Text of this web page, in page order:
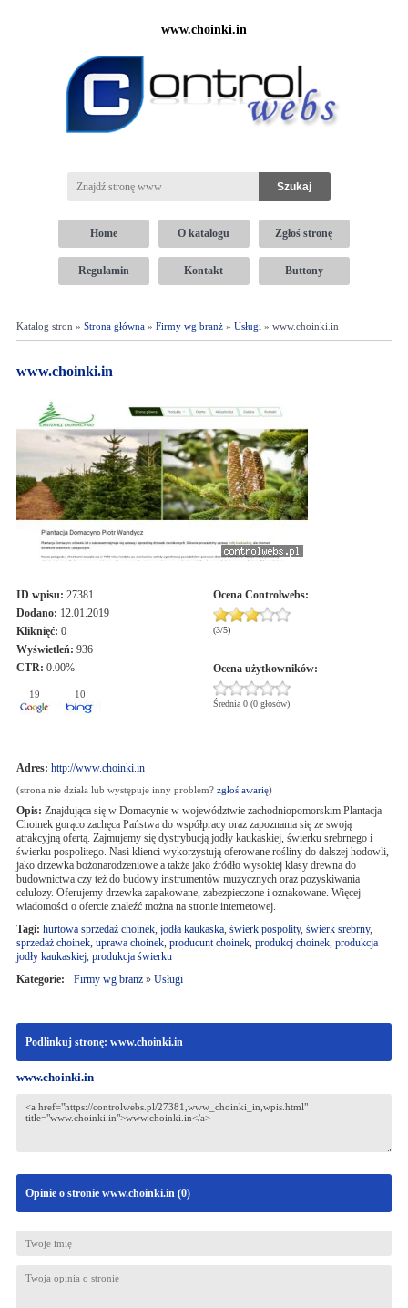
www.choinki.in
Home O katalogu Zgłoś stronę
Regulamin Kontakt Buttony
Katalog stron » Strona główna» Firmy wg branż» Usługi » www.choinki.in
www.choinki.in
ID wpisu: 27381
Dodano: 12.01.2019
Kliknięć: 0
Wyświetleń: 936
CTR: 0.00%
19 10
Ocena Controlwebs:
(3/5)
Ocena użytkowników:
Średnia 0 (0 głosów)
Adres: http://www.choinki.in
(strona nie działa lub występuje inny problem? zgłoś awarię)
Opis: Znajdująca się w Domacynie w województwie zachodniopomorskim Plantacja
Choinek gorąco zachęca Państwa do współpracy oraz zapoznania się ze swoją
atrakcyjną ofertą. Zajmujemy się dystrybucją jodły kaukaskiej, świerku srebrnego i
świerku pospolitego. Nasi klienci wykorzystują oferowane rośliny do dalszej hodowli,
jako drzewka bożonarodzeniowe a także jako źródło wysokiej klasy drewna do
budownictwa czy też do budowy instrumentów muzycznych oraz pozyskiwania
celulozy. Oferujemy drzewka zapakowane, zabezpieczone i oznakowane. Więcej
wiadomości o ofercie znaleźć można na stronie internetowej.
Tagi: hurtowa sprzedaż choinek, jodła kaukaska, świerk pospolity, świerk srebrny,
sprzedaż choinek, uprawa choinek, producunt choinek, produkcj choinek, produkcja
jodły kaukaskiej, produkcja świerku
Kategorie:
Firmy wg branż» Usługi
Podlinkuj stronę: www.choinki.in
www.choinki.in
Opinie o stronie www.choinki.in (0)